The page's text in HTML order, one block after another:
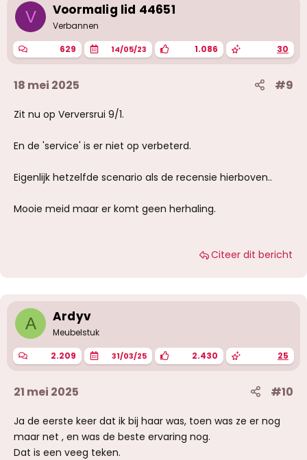
n
g
n
:
V Voormalig lid 44651
Verbannen
629 14/05/23 1.086 30
18 mei 2025 #9
Zit nu op Verversrui 9/1.
En de 'service' is er niet op verbeterd.
Eigenlijk hetzelfde scenario als de recensie hierboven..
Mooie meid maar er komt geen herhaling.
Citeer dit bericht
A Ardyv
Meubelstuk
2.209 31/03/25 2.430 25
21 mei 2025 #10
Ja de eerste keer dat ik bij haar was, toen was ze er nog
maar net , en was de beste ervaring nog.
Dat is een veeg teken.